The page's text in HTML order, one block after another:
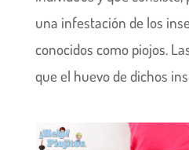
una infestación de los
conocidos como piojos.
que el huevo de dichos